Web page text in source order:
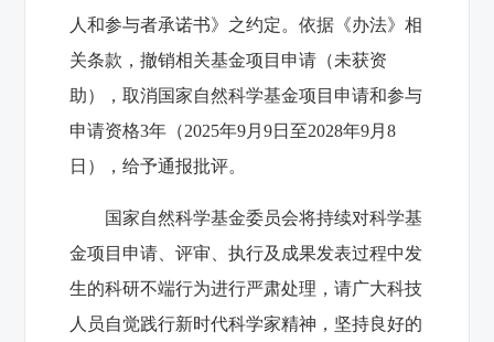
人和参与者承诺书》之约定。依据《办法》相
关条款，撤销相关基金项目申请（未获资
助），取消国家自然科学基金项目申请和参与
申请资格3年（2025年9月9日至2028年9月8
日），给予通报批评。
国家自然科学基金委员会将持续对科学基
金项目申请、评审、执行及成果发表过程中发
生的科研不端行为进行严肃处理，请广大科技
人员自觉践行新时代科学家精神，坚持良好的